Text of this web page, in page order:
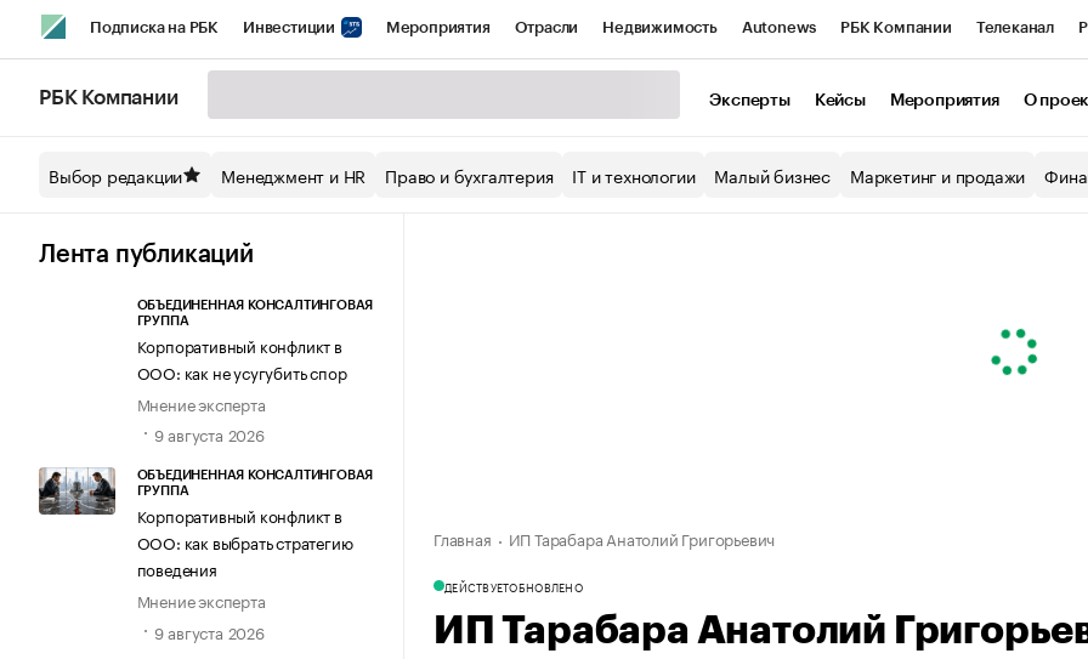
Подписка на РБК Инвестиции Мероприятия Отрасли Недвижимость Autonews РБК Компании Телеканал
Спецпроекты СПб Конференции СПб Спецпроекты Экономика Бизнес
Технологии и медиа
РБК Компании Эксперты Кейсы Мероприятия О
Выбор редакции Менеджмент и HR Право и бухгалтерия IT и технологии Малый бизнес Маркетинг и продажи
Лента публикаций
ОБЪЕДИНЕННАЯ КОНСАЛТИНГОВАЯ
ГРУППА
Корпоративный конфликт в
ООО: как не усугубить спор
Мнение эксперта
9 августа 2026
ОБЪЕДИНЕННАЯ КОНСАЛТИНГОВАЯ
ГРУППА
Корпоративный конфликт в
ООО: как выбрать стратегию
поведения
Мнение эксперта
9 августа 2026
Главная ИП Тарабара Анатолий Григорьевич
ДЕЙСТВУЕТОБНОВЛЕНО
ИП Тарабара Анатолий